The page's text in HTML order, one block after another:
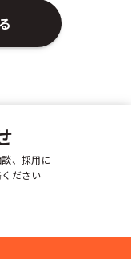
、採用に
ださい